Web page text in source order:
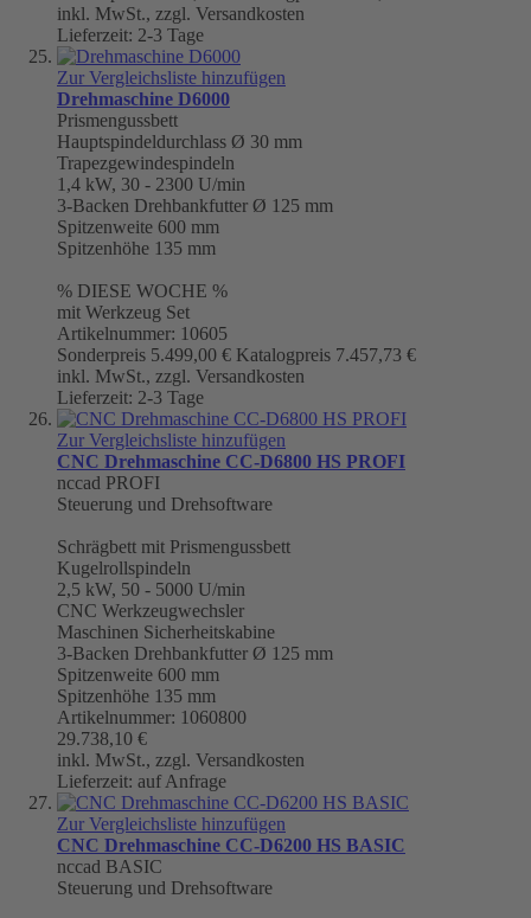
inkl. MwSt., zzgl. Versandkosten
Lieferzeit: 2-3 Tage
Zur Vergleichsliste hinzufügen
Drehmaschine D6000
Prismengussbett
Hauptspindeldurchlass Ø 30 mm
Trapezgewindespindeln
1,4 kW, 30 - 2300 U/min
3-Backen Drehbankfutter Ø 125 mm
Spitzenweite 600 mm
Spitzenhöhe 135 mm
% DIESE WOCHE %
mit Werkzeug Set
Artikelnummer: 10605
Sonderpreis 5.499,00 € Katalogpreis 7.457,73 €
inkl. MwSt., zzgl. Versandkosten
Lieferzeit: 2-3 Tage
Zur Vergleichsliste hinzufügen
CNC Drehmaschine CC-D6800 HS PROFI
nccad PROFI
Steuerung und Drehsoftware
Schrägbett mit Prismengussbett
Kugelrollspindeln
2,5 kW, 50 - 5000 U/min
CNC Werkzeugwechsler
Maschinen Sicherheitskabine
3-Backen Drehbankfutter Ø 125 mm
Spitzenweite 600 mm
Spitzenhöhe 135 mm
Artikelnummer: 1060800
29.738,10 €
inkl. MwSt., zzgl. Versandkosten
Lieferzeit: auf Anfrage
Zur Vergleichsliste hinzufügen
CNC Drehmaschine CC-D6200 HS BASIC
nccad BASIC
Steuerung und Drehsoftware